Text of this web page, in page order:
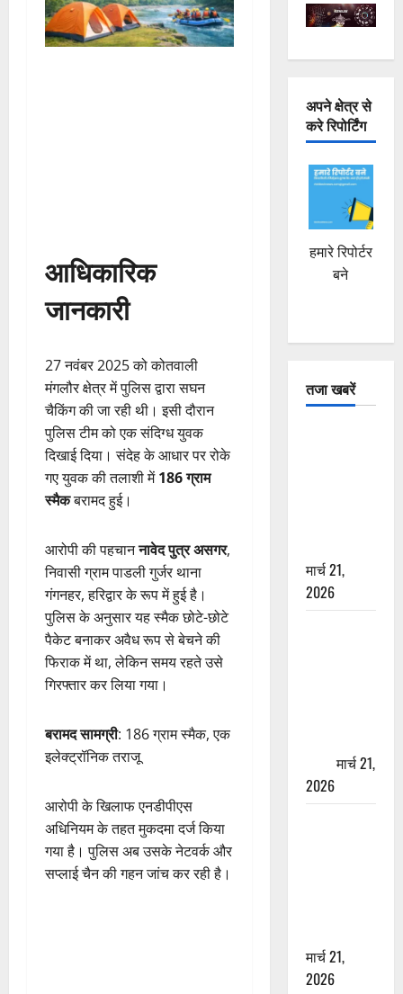
आधिकारिक
जानकारी
27 नवंबर 2025 को कोतवाली
मंगलौर क्षेत्र में पुलिस द्वारा सघन
चैकिंग की जा रही थी। इसी दौरान
पुलिस टीम को एक संदिग्ध युवक
दिखाई दिया। संदेह के आधार पर रोके
गए युवक की तलाशी में186 ग्राम
स्मैकबरामद हुई।
आरोपी की पहचाननावेद पुत्र असगर,
निवासी ग्राम पाडली गुर्जर थाना
गंगनहर, हरिद्वार के रूप में हुई है।
पुलिस के अनुसार यह स्मैक छोटे-छोटे
पैकेट बनाकर अवैध रूप से बेचने की
फिराक में था, लेकिन समय रहते उसे
गिरफ्तार कर लिया गया।
बरामद सामग्री: 186 ग्राम स्मैक, एक
इलेक्ट्रॉनिक तराजू
आरोपी के खिलाफ एनडीपीएस
अधिनियम के तहत मुकदमा दर्ज किया
गया है। पुलिस अब उसके नेटवर्क और
सप्लाई चैन की गहन जांच कर रही है।
अपने क्षेत्र से
करे रिपोर्टिंग
हमारे रिपोर्टर
बने
तजा खबरें
मार्च 21,
2026
मार्च 21,
2026
मार्च 21,
2026